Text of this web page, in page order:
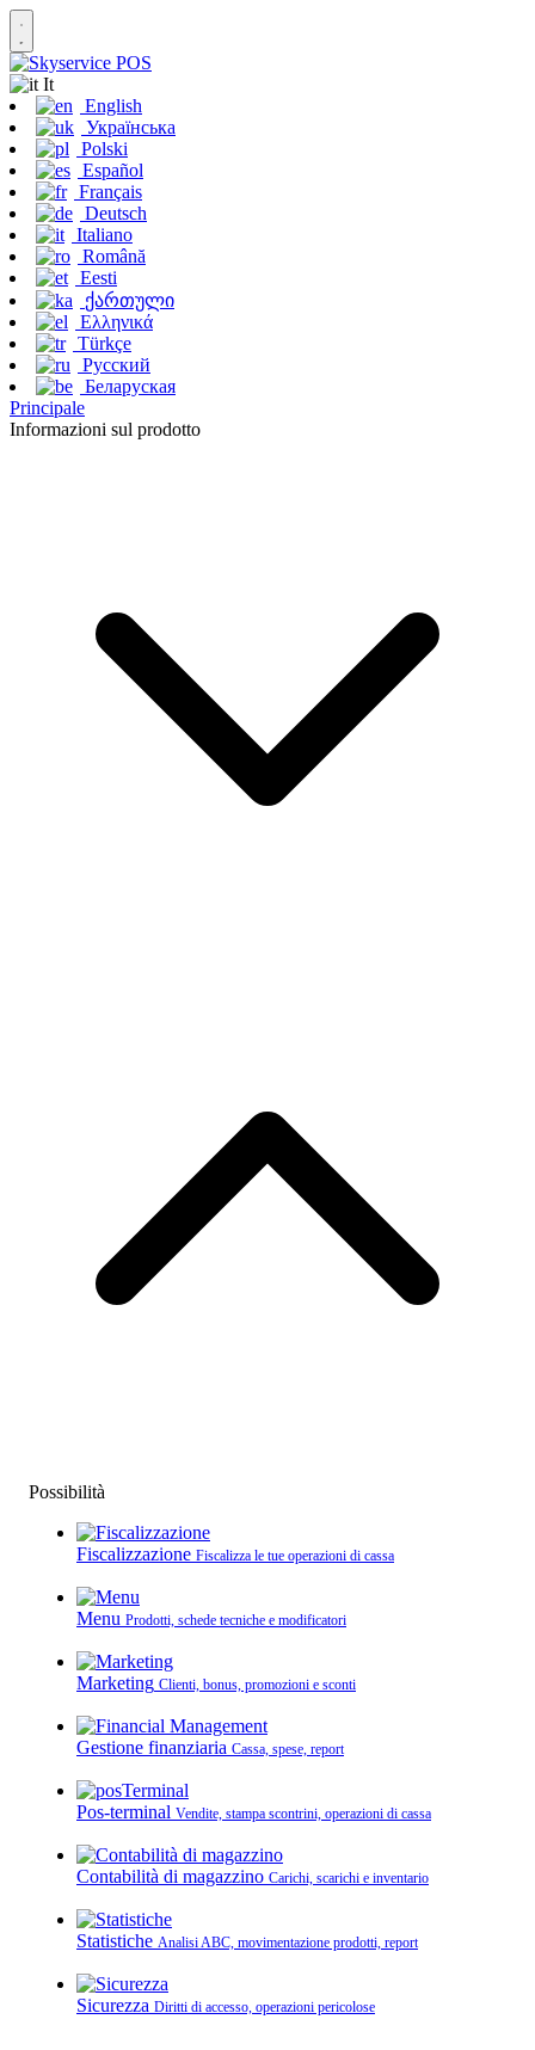
It
English
Українська
Polski
Español
Français
Deutsch
Italiano
Română
Eesti
ქართული
Ελληνικά
Türkçe
Русский
Беларуская
Principale
Informazioni sul prodotto
Possibilità
Fiscalizzazione Fiscalizza le tue operazioni di cassa
Menu Prodotti, schede tecniche e modificatori
Marketing Clienti, bonus, promozioni e sconti
Gestione finanziaria Cassa, spese, report
Pos-terminal Vendite, stampa scontrini, operazioni di cassa
Contabilità di magazzino Carichi, scarichi e inventario
Statistiche Analisi ABC, movimentazione prodotti, report
Sicurezza Diritti di accesso, operazioni pericolose